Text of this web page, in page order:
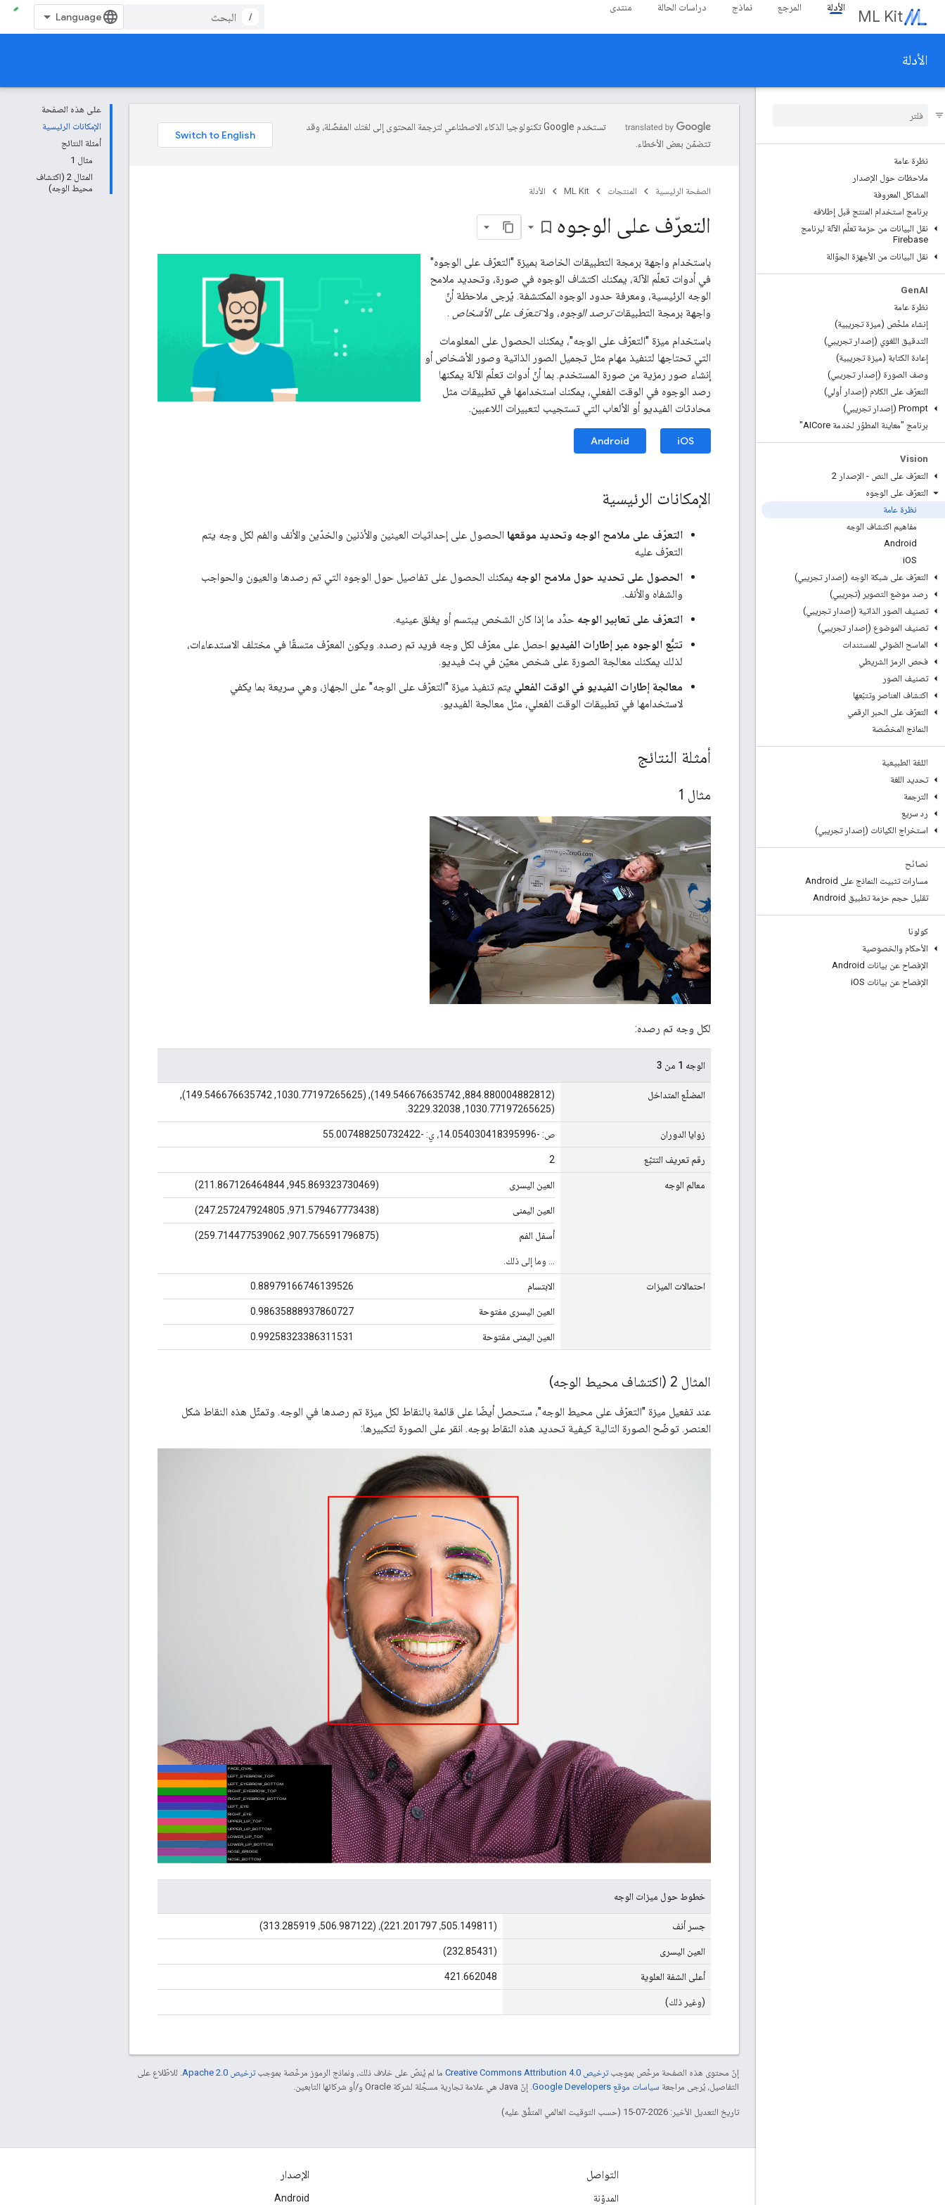
ML Kit الأدلة المرجع نماذج دراسات الحالة منتدى
/
الأدلة
نظرة عامة
ملاحظات حول الإصدار
المشاكل المعروفة
برنامج استخدام المنتج قبل إطلاقه
نقل البيانات من حزمة تعلّم الآلة لبرنامج
Firebase
نقل البيانات من الأجهزة الجوّالة
GenAI
نظرة عامة
إنشاء ملخّص (ميزة تجريبية)
التدقيق اللغوي (إصدار تجريبي)
إعادة الكتابة (ميزة تجريبية)
وصف الصورة (إصدار تجريبي)
التعرّف على الكلام (إصدار أولي)
Prompt (إصدار تجريبي)
برنامج "معاينة المطوّر لخدمة AICore"
Vision
التعرّف على النص - الإصدار 2
التعرّف على الوجوه
نظرة عامة
مفاهيم اكتشاف الوجه
Android
iOS
التعرّف على شبكة الوجه (إصدار تجريبي)
رصد موضع التصوير (تجريبي)
تصنيف الصور الذاتية (إصدار تجريبي)
تصنيف الموضوع (إصدار تجريبي)
الماسح الضوئي للمستندات
فحص الرمز الشريطي
تصنيف الصور
اكتشاف العناصر وتتبّعها
التعرّف على الحبر الرقمي
النماذج المخصّصة
اللغة الطبيعية
تحديد اللغة
الترجمة
رد سريع
استخراج الكيانات (إصدار تجريبي)
نصائح
مسارات تثبيت النماذج على Android
تقليل حجم حزمة تطبيق Android
كولونا
الأحكام والخصوصية
الإفصاح عن بيانات Android
الإفصاح عن بيانات i OS
على هذه الصفحة
الإمكانات الرئيسية
أمثلة النتائج
مثال 1
المثال 2 (اكتشاف
محيط الوجه)
تستخدم Google تكنولوجيا الذكاء الاصطناعي لترجمة المحتوى إلى لغتك المفضّلة، وقد
تتضمّن بعض الأخطاء.
الصفحة الرئيسية المنتجات ML Kit الأدلة
التعرّف على الوجوه bookmark_border
باستخدام واجهة برمجة التطبيقات الخاصة بميزة "التعرّف على الوجوه"
في أدوات تعلّم الآلة، يمكنك اكتشاف الوجوه في صورة، وتحديد ملامح
الوجه الرئيسية، ومعرفة حدود الوجوه المكتشفة. يُرجى ملاحظة أنّ
واجهة برمجة التطبيقاتترصد الوجوه، ولاتتعرّف على الأشخاص .
باستخدام ميزة "التعرّف على الوجه"، يمكنك الحصول على المعلومات
التي تحتاجها لتنفيذ مهام مثل تجميل الصور الذاتية وصور الأشخاص أو
إنشاء صور رمزية من صورة المستخدم. بما أنّ أدوات تعلّم الآلة يمكنها
رصد الوجوه في الوقت الفعلي، يمكنك استخدامها في تطبيقات مثل
محادثات الفيديو أو الألعاب التي تستجيب لتعبيرات اللاعبين.
iOS
Android
الإمكانات الرئيسية
التعرّف على ملامح الوجه وتحديد موقعها الحصول على إحداثيات العينين والأذنين والخدّين والأنف والفم لكل وجه يتم
التعرّف عليه
الحصول على تحديد حول ملامح الوجه يمكنك الحصول على تفاصيل حول الوجوه التي تم رصدها والعيون والحواجب
والشفاه والأنف.
التعرّف على تعابير الوجه حدِّد ما إذا كان الشخص يبتسم أو يغلق عينيه.
تتبُّع الوجوه عبر إطارات الفيديو احصل على معرّف لكل وجه فريد تم رصده. ويكون المعرّف متسقًا في مختلف الاستدعاءات،
لذلك يمكنك معالجة الصورة على شخص معيّن في بث فيديو.
معالجة إطارات الفيديو في الوقت الفعلي يتم تنفيذ ميزة "التعرّف على الوجه" على الجهاز، وهي سريعة بما يكفي
لاستخدامها في تطبيقات الوقت الفعلي، مثل معالجة الفيديو.
أمثلة النتائج
مثال 1
لكل وجه تم رصده:
الوجه 1 من 3
المضلّع المتداخل
(884.880004882812, 149.546676635742), (1030.77197265625, 149.546676635742),
(1030.77197265625, 3229.32038.
زوايا الدوران ص: -14.054030418395996، ي: -55.007488250732422
رقم تعريف التتبّع 2
معالم الوجه العين اليسرى (945.869323730469, 211.867126464844)
العين اليمنى (971.579467773438، 247.257247924805)
أسفل الفم (907.756591796875، 259.714477539062)
... وما إلى ذلك.
احتمالات الميزات الابتسام 0.88979166746139526
العين اليسرى مفتوحة 0.98635888937860727
العين اليمنى مفتوحة 0.99258323386311531
المثال 2 (اكتشاف محيط الوجه)
عند تفعيل ميزة "التعرّف على محيط الوجه"، ستحصل أيضًا على قائمة بالنقاط لكل ميزة تم رصدها في الوجه. وتمثّل هذه النقاط شكل
العنصر. توضّح الصورة التالية كيفية تحديد هذه النقاط بوجه. انقر على الصورة لتكبيرها:
خطوط حول ميزات الوجه
جسر أنف (505.149811، 221.201797)، (506.987122، 313.285919)
العين اليسرى (232.85431)
أعلى الشفة العلوية 421.662048
(وغير ذلك)
إنّ محتوى هذه الصفحة مرخّص بموجبترخيص Creative Commons Attribution 4.0‏ ما لم يُنصّ على خلاف ذلك، ونماذج الرموز مرخّصة بموجبترخيص Apache 2.0‏
. للاطّلاع على
التفاصيل، يُرجى مراجعة سياسات موقع Google Developers‏ . إنّ Java هي علامة تجارية مسجَّلة لشركة Oracle و/أو شركائها التابعين.
تاريخ التعديل الأخير: 2026-07-15 (حسب التوقيت العالمي المتفَّق عليه)
التواصل
المدوّنة
الإصدار
Android